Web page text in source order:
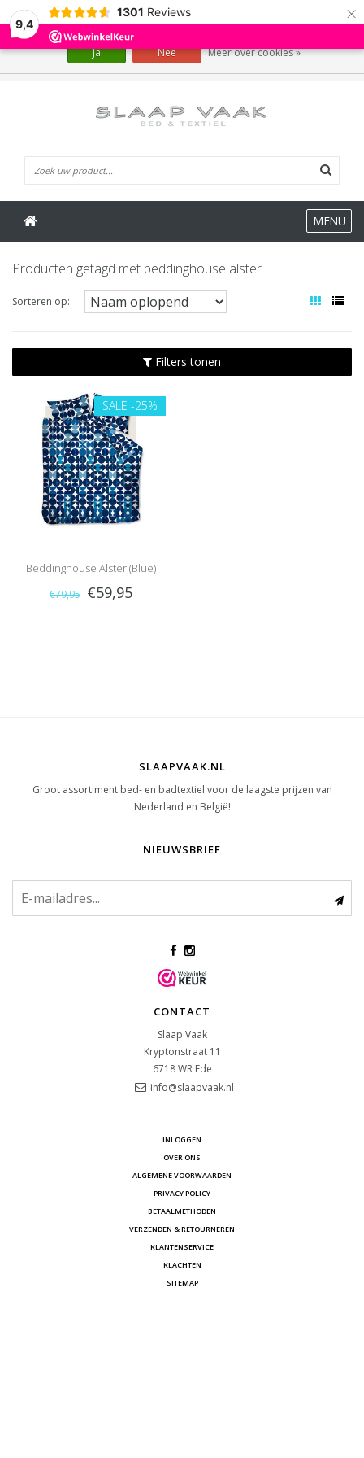
9,4
1301 Reviews ×
MENU
Producten getagd met beddinghouse alster
Sorteren op:
Filters tonen
SALE -25%
Beddinghouse Alster (Blue)
€79,95 €59,95
SLAAPVAAK.NL
Groot assortiment bed- en badtextiel voor de laagste prijzen van
Nederland en België!
NIEUWSBRIEF
CONTACT
Slaap Vaak
Kryptonstraat 11
6718 WR Ede
info@slaapvaak.nl
INLOGGEN
OVER ONS
ALGEMENE VOORWAARDEN
PRIVACY POLICY
BETAALMETHODEN
VERZENDEN & RETOURNEREN
KLANTENSERVICE
KLACHTEN
SITEMAP
Wij slaan cookies op om onze website te verbeteren. Is dat akkoord?
Ja Nee Meer over cookies »